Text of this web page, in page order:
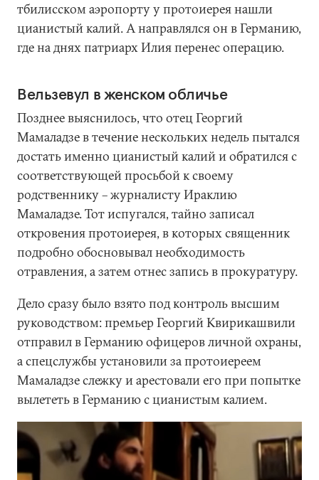
тбилисском аэропорту у протоиерея нашли
цианистый калий. А направлялся он в Германию,
где на днях патриарх Илия перенес операцию.
Вельзевул в женском обличье
Позднее выяснилось, что отец Георгий
Мамаладзе в течение нескольких недель пытался
достать именно цианистый калий и обратился с
соответствующей просьбой к своему
родственнику – журналисту Ираклию
Мамаладзе. Тот испугался, тайно записал
откровения протоиерея, в которых священник
подробно обосновывал необходимость
отравления, а затем отнес запись в прокуратуру.
Дело сразу было взято под контроль высшим
руководством: премьер Георгий Квирикашвили
отправил в Германию офицеров личной охраны,
а спецслужбы установили за протоиереем
Мамаладзе слежку и арестовали его при попытке
вылететь в Германию с цианистым калием.